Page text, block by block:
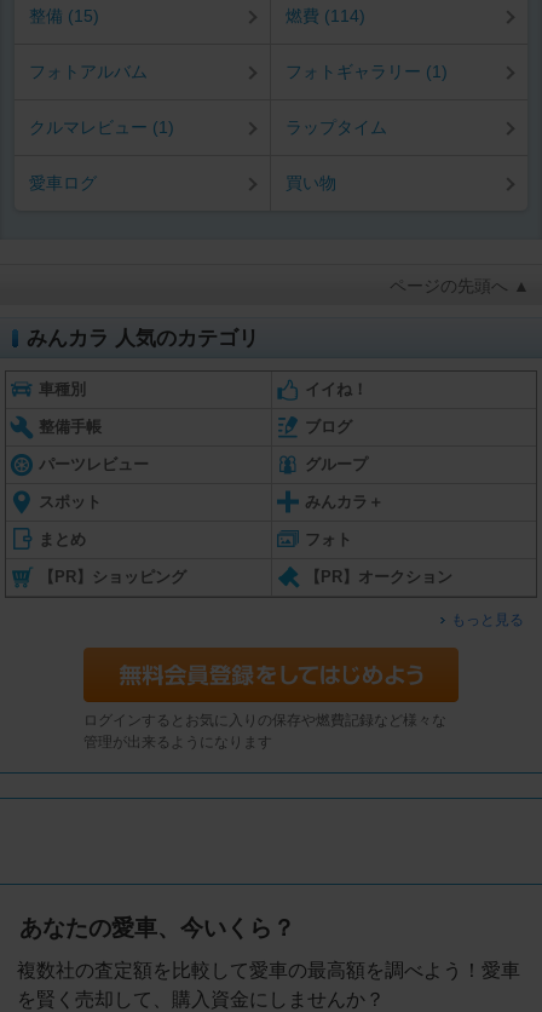
整備 (15) 燃費 (114)
フォトアルバム フォトギャラリー (1)
クルマレビュー (1) ラップタイム
愛車ログ 買い物
ページの先頭へ ▲
みんカラ 人気のカテゴリ
車種別 イイね！
整備手帳 ブログ
パーツレビュー グループ
スポット みんカラ＋
まとめ フォト
【PR】ショッピング 【PR】オークション
もっと見る
ログインするとお気に入りの保存や燃費記録など様々な
管理が出来るようになります
あなたの愛車、今いくら？
複数社の査定額を比較して愛車の最高額を調べよう！愛車
を賢く売却して、購入資金にしませんか？